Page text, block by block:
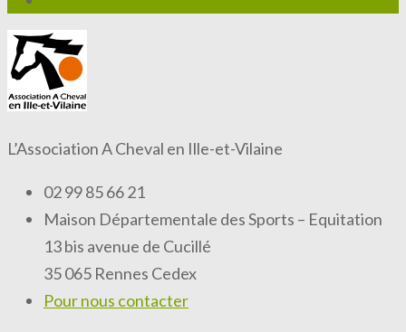
L’Association A Cheval en Ille-et-Vilaine
02 99 85 66 21
Maison Départementale des Sports – Equitation
13 bis avenue de Cucillé
35 065 Rennes Cedex
Pour nous contacter